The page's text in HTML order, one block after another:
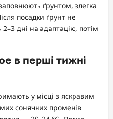
ґрунтом, злегка
посадки ґрунт не
дні на адаптацію, потім
в перші тижні
у місці з яскравим
сонячних променів